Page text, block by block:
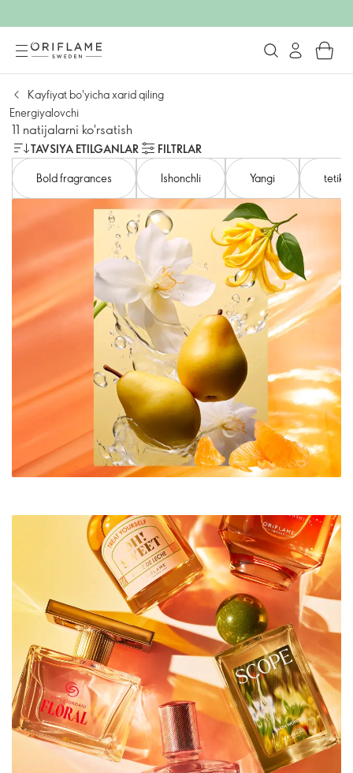
Kayfiyat bo'yicha xarid qiling
Energiyalovchi
11 natijalarni ko'rsatish
TAVSIYA ETILGANLAR
FILTRLAR
Bold fragrances
Ishonchli Yangi